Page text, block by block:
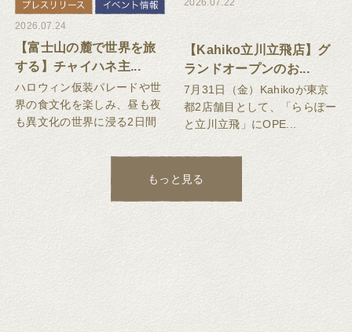
2026.07.24
【富士山の麓で世界を旅
する】チャイハネ主...
ハロウィン仮装パレードや世
界の食文化を楽しみ、昼も夜
も異文化の世界に浸る2日間
2026.07.22
【Kahiko立川立飛店】グ
ランドオープンのお...
7月31日（金）Kahikoが東京
都2店舗目として、「ららぽー
と立川立飛」にOPE...
もっと見る